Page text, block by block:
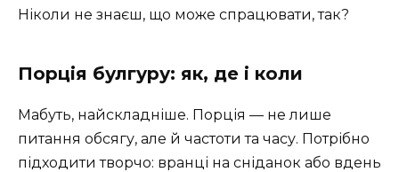
Ніколи не знаєш, що може спрацювати, так?
Порція булгуру: як, де і коли
Мабуть, найскладніше. Порція — не лише
питання обсягу, але й частоти та часу. Потрібно
підходити творчо: вранці на сніданок або вдень